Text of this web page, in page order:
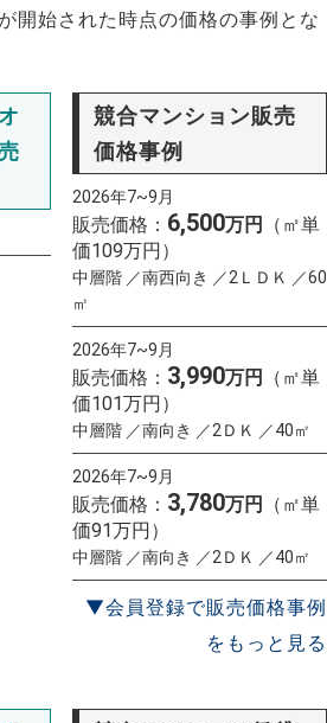
開始された時点の価格の事例とな
競合マンション販売
価格事例
2026年7~9月
販売価格： 6,500万円
（㎡単
価109万円）
中層階 ／南西向き ／2ＬＤＫ ／60
㎡
2026年7~9月
販売価格： 3,990万円
（㎡単
価101万円）
中層階 ／南向き ／2ＤＫ ／40㎡
2026年7~9月
販売価格： 3,780万円
（㎡単
価91万円）
中層階 ／南向き ／2ＤＫ ／40㎡
▼会員登録で販売価格事例
をもっと見る